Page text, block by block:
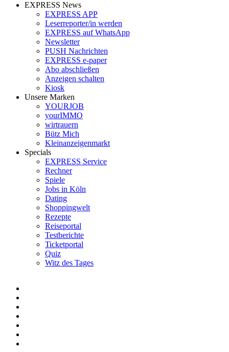
EXPRESS News
EXPRESS APP
Leserreporter/in werden
EXPRESS auf WhatsApp
Newsletter
PUSH Nachrichten
EXPRESS e-paper
Abo abschließen
Anzeigen schalten
Kiosk
Unsere Marken
YOURJOB
yourIMMO
wirtrauern
Bütz Mich
Kleinanzeigenmarkt
Specials
EXPRESS Service
Rechner
Spiele
Jobs in Köln
Dating
Shoppingwelt
Rezepte
Reiseportal
Testberichte
Ticketportal
Quiz
Witz des Tages